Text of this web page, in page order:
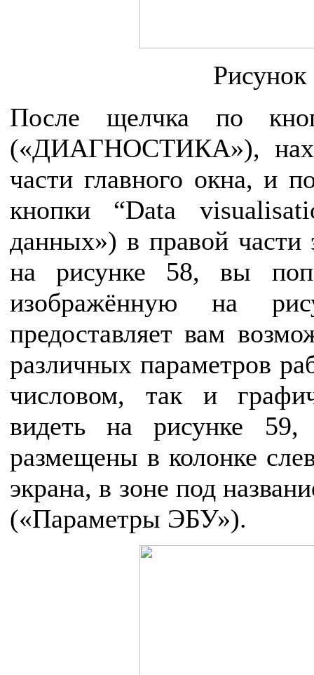
Рисунок
После щелчка по
(«ДИАГНОСТИКА»),
части главного окна, и
кнопки “Data
данных») в правой части
на рисунке 58, вы
изображённую на
предоставляет вам
различных параметров
числовом, так и
видеть на рисунке 59,
размещены в колонке
экрана, в зоне под
(«Параметры ЭБУ»).